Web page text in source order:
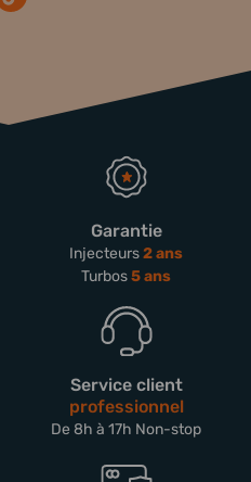
Garantie
Injecteurs2 ans
Turbos5 ans
Service client
professionnel
De 8h à 17h Non-stop